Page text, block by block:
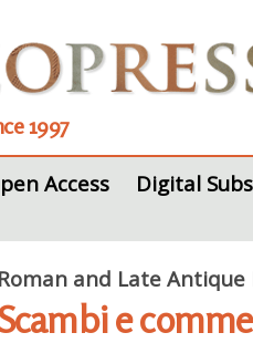
1997
Access Digital
Roman and Late
e